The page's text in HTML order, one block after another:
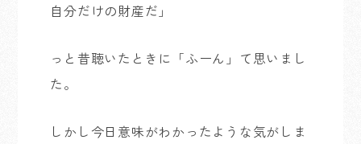
自分だけの財産だ」
っと昔聴いたときに「ふーん」て思いまし
た。
しかし今日意味がわかったような気がしま